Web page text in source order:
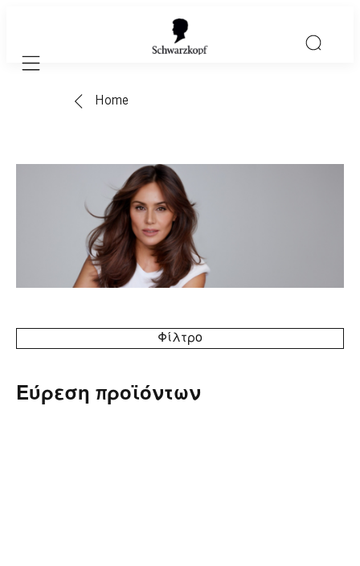
Mobile navigation
Home
Φίλτρο
Εύρεση προϊόντων